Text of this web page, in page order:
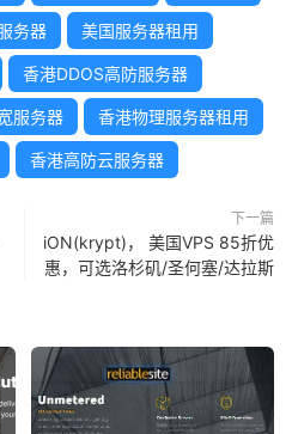
务器 美国服务器租用
香港DDOS高防服务器
服务器 香港物理服务器租用
香港高防云服务器
下一篇
iON(krypt)， 美国VPS 85折优
惠，可选洛杉矶/圣何塞/达拉斯